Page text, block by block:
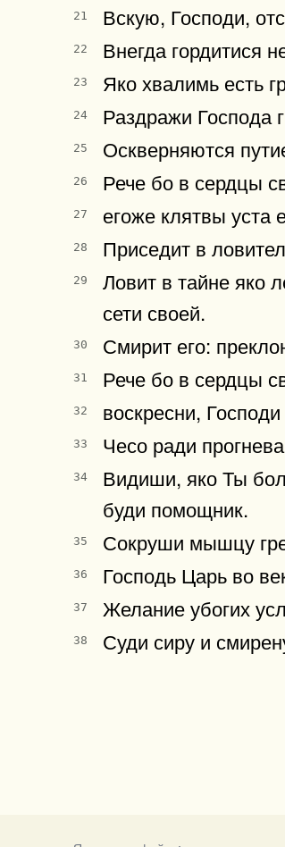
21 Вскую, Господи,
22 Внегда гордитися
23 Яко хвалимь есть
24 Раздражи Господа
25 Оскверняются
26 Рече бо в сердцы
27 егоже клятвы уста
28 Приседит в
29
Ловит в тайне яко
сети своей.
30 Смирит его:
31 Рече бо в сердцы
32 воскресни,
33 Чесо ради
34
Видиши, яко Ты
буди помощник.
35 Сокруши мышцу
36 Господь Царь во
37 Желание убогих
38 Суди сиру и